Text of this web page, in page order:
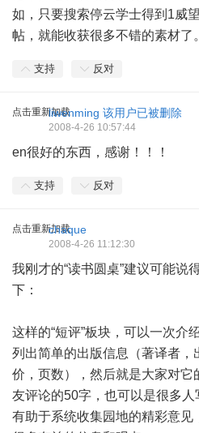
如，只要搜索停云学士得到1威
帖，就能收获很多不错的素材了。
支持 反对
点击重新加载liwenming 该用户已被删除
2008-4-26 10:57:44
en很好的东西，感谢！！！
支持 反对
点击重新加载
chaque
2008-4-26 11:12:30
我刚才的“读书圆桌”建议可能说
下：
这样的“短评”板块，可以一次介
列出简单的出版信息（著译者，
价，页数），然后就是大家对它
友评论的50字，也可以是很多
有助于系统收集园地的精彩意见